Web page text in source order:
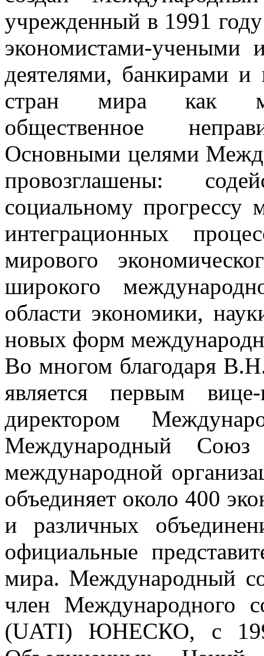
учрежденный в 1991
экономистами-учеными
деятелями, банкирами и
стран мира как
общественное
Основными целями
провозглашены:
социальному прогрессу
интеграционных
мирового
широкого
области экономики,
новых форм
Во многом благодаря
является первым
директором
Международный Союз
международной
объединяет около 400
и различных
официальные
мира. Международный
член Международного
(UATI) ЮНЕСКО, с